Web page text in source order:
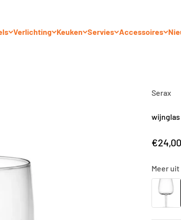
Verlichting Keuken Servies Accessoires
Serax
wijnglas
Meer